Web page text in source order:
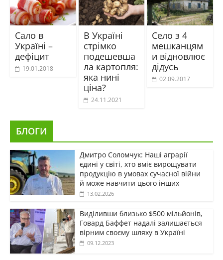
Сало в
Україні –
дефіцит
19.01.2018
В Україні
стрімко
подешевша
ла картопля:
яка нині
ціна?
24.11.2021
Село з 4
мешканцям
и відновлює
дідусь
02.09.2017
БЛОГИ
Дмитро Соломчук: Наші аграрії
єдині у світі, хто вміє вирощувати
продукцію в умовах сучасної війни
й може навчити цього інших
13.02.2026
Виділивши близько $500 мільйонів,
Говард Баффет надалі залишається
вірним своєму шляху в Україні
09.12.2023